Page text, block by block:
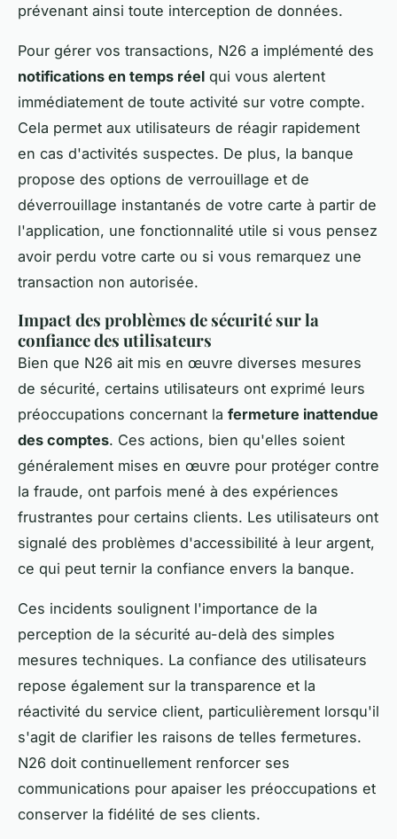
prévenant ainsi toute interception de données.
Pour gérer vos transactions, N26 a implémenté des
notifications en temps réel qui vous alertent
immédiatement de toute activité sur votre compte.
Cela permet aux utilisateurs de réagir rapidement
en cas d'activités suspectes. De plus, la banque
propose des options de verrouillage et de
déverrouillage instantanés de votre carte à partir de
l'application, une fonctionnalité utile si vous pensez
avoir perdu votre carte ou si vous remarquez une
transaction non autorisée.
Impact des problèmes de sécurité sur la
confiance des utilisateurs
Bien que N26 ait mis en œuvre diverses mesures
de sécurité, certains utilisateurs ont exprimé leurs
préoccupations concernant la fermeture inattendue
des comptes. Ces actions, bien qu'elles soient
généralement mises en œuvre pour protéger contre
la fraude, ont parfois mené à des expériences
frustrantes pour certains clients. Les utilisateurs ont
signalé des problèmes d'accessibilité à leur argent,
ce qui peut ternir la confiance envers la banque.
Ces incidents soulignent l'importance de la
perception de la sécurité au-delà des simples
mesures techniques. La confiance des utilisateurs
repose également sur la transparence et la
réactivité du service client, particulièrement lorsqu'il
s'agit de clarifier les raisons de telles fermetures.
N26 doit continuellement renforcer ses
communications pour apaiser les préoccupations et
conserver la fidélité de ses clients.